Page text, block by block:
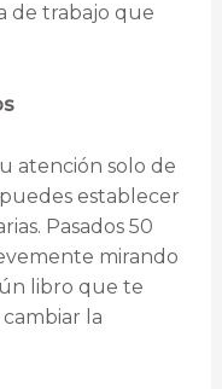
de trabajo que
atención solo de
establecer
Pasados 50
mirando
libro que te
la